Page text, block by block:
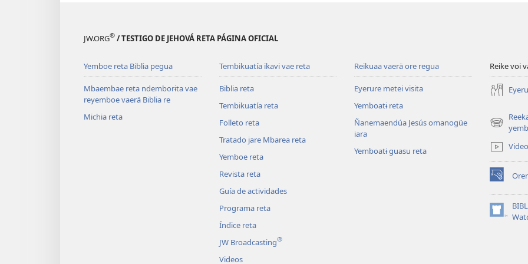
JW.ORG® / TESTIGO DE JEHOVÁ RETA PÁGINA OFICIAL
Yemboe reta Biblia pegua
Mbaembae reta ndemborɨta vae
reyemboe vaerä Biblia re
Michia reta
Tembikuatía ikavi vae reta
Biblia reta
Tembikuatía reta
Folleto reta
Tratado jare Mbarea reta
Yemboe reta
Revista reta
Guía de actividades
Programa reta
Índice reta
JW Broadcasting®
Videos
Reikuaa vaerä ore regua
Eyerure metei visita
Yemboatɨ reta
Ñanemaendúa Jesús omanogüe
iara
Yemboatɨ guasu reta
Reike voi
(abre
nueva
ventana)
(abre
una
nueva
ventana)
(abre